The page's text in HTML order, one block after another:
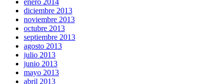
enero 2014
diciembre 2013
noviembre 2013
octubre 2013
septiembre 2013
agosto 2013
julio 2013
junio 2013
mayo 2013
abril 2013